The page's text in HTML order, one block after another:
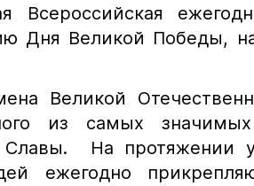
Всероссийская
Дня Великой Победы,
Великой
из самых
Славы. На протяжении
ежегодно